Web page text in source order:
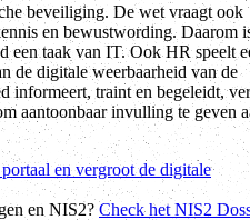
beveiliging. De wet vraagt ook
en bewustwording. Daarom
een taak van IT. Ook HR speelt
de digitale weerbaarheid van de
informeert, traint en begeleidt,
aantoonbaar invulling te geven
en vergroot de digitale
en NIS2? Check het NIS2